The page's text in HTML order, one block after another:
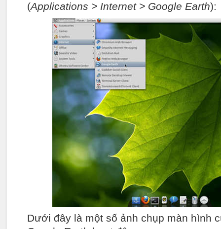
(Applications > Internet > Google Earth):
Dưới đây là một số ảnh chụp màn hình